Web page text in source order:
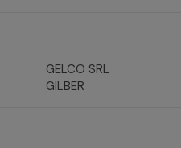
GELCO SRL
GILBER